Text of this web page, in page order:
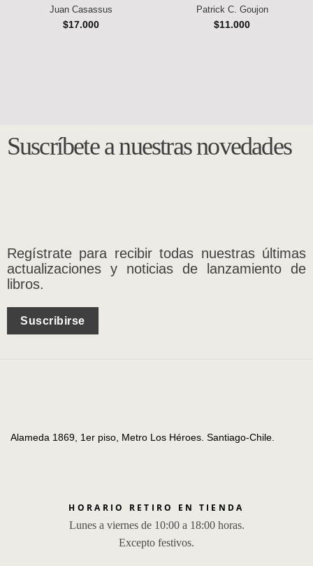
Juan Casassus
$17.000
Patrick C. Goujon
$11.000
Suscríbete a nuestras novedades
Regístrate para recibir todas nuestras últimas
actualizaciones y noticias de lanzamiento de
libros.
Suscribirse
Alameda 1869, 1er piso, Metro Los Héroes. Santiago-Chile.
HORARIO RETIRO EN TIENDA
Lunes a viernes de 10:00 a 18:00 horas.
Excepto festivos.